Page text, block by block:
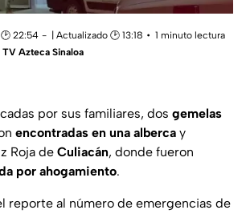
22:54 | Actualizado 🕑 13:18
1 minuto lectura
Azteca Sinaloa
por sus familiares, dos gemelas
encontradas en una alberca y
Roja de Culiacán, donde fueron
por ahogamiento.
reporte al número de emergencias de